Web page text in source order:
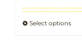
Select options